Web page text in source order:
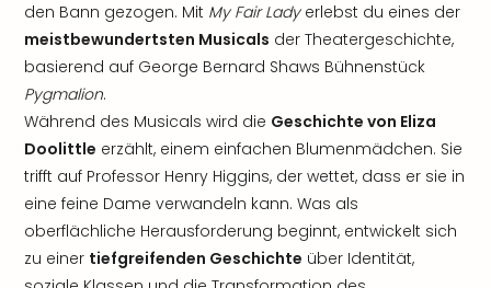
den Bann gezogen. Mit My Fair Ladyerlebst du eines der
meistbewundertsten Musicals der Theatergeschichte,
basierend auf George Bernard Shaws Bühnenstück
Pygmalion.
Während des Musicals wird die Geschichte von Eliza
Doolittle erzählt, einem einfachen Blumenmädchen. Sie
trifft auf Professor Henry Higgins, der wettet, dass er sie in
eine feine Dame verwandeln kann. Was als
oberflächliche Herausforderung beginnt, entwickelt sich
zu einer tiefgreifenden Geschichte über Identität,